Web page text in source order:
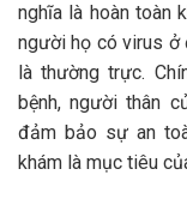
nghĩa là hoàn toàn
người họ có virus ở
là thường trực.
bệnh, người thân
đảm bảo sự an
khám là mục tiêu